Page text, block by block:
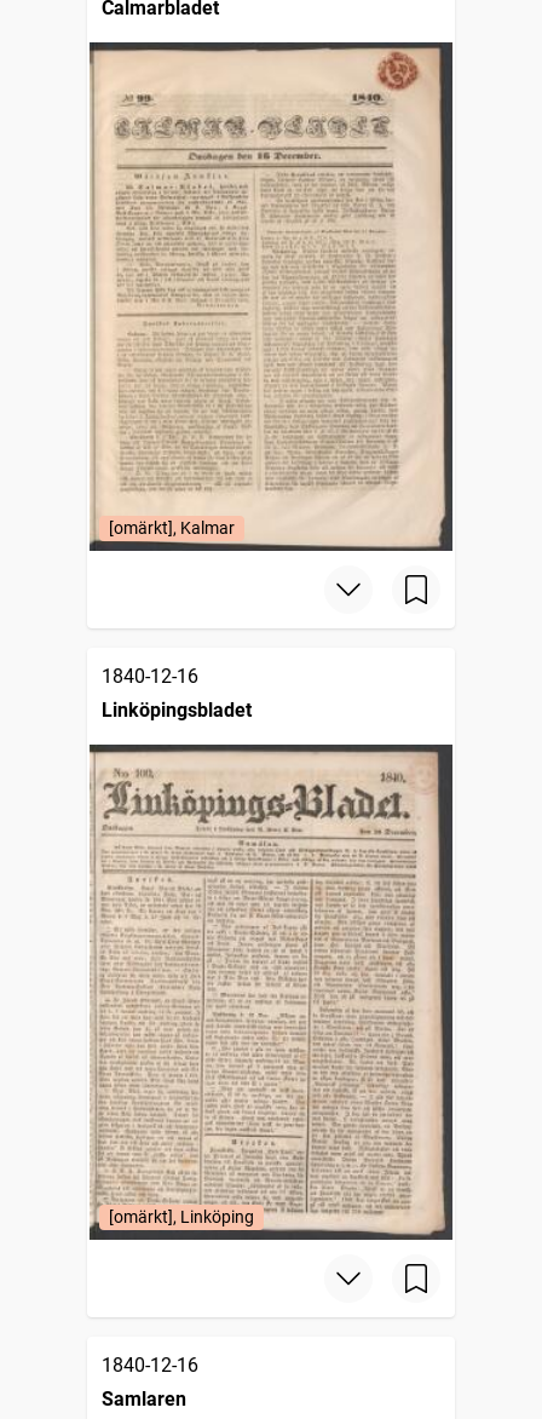
Calmarbladet
[omärkt], Kalmar
1840-12-16
Linköpingsbladet
[omärkt], Linköping
1840-12-16
Samlaren